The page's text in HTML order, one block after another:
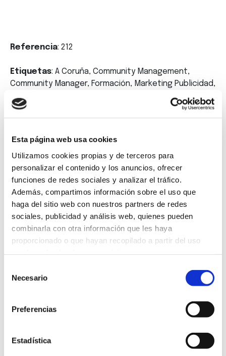
Esta página web usa cookies
Utilizamos cookies propias y de terceros para
personalizar el contenido y los anuncios, ofrecer
funciones de redes sociales y analizar el tráfico.
Además, compartimos información sobre el uso que
haga del sitio web con nuestros partners de redes
sociales, publicidad y análisis web, quienes pueden
combinarla con otra información que les haya
proporcionado o que hayan recopilado a partir del uso
Necesario
Preferencias
Estadística
Referencia: 212
Etiquetas: A Coruña, Community Management,
Community Manager, Formación, Marketing Publicidad,
Marketing Y Comunicación, Oferta Prácticas,
prácticas remuneradas
Volver
Suscríbete a
nuestra
newsletter